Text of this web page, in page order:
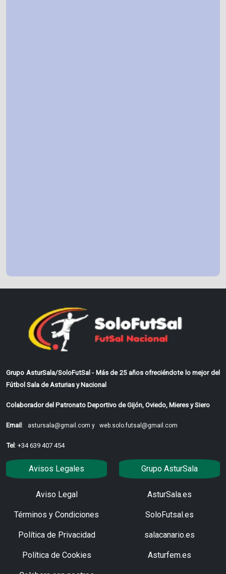
Grupo AsturSala/SoloFutSal - Más de 25 años ofreciéndote lo mejor del
Fútbol Sala de Asturias y Nacional
Colaborador del Patronato Deportivo de Gijón, Oviedo, Mieres y Siero
Email: astursala@gmail.com y web.solo.futsal@gmail.com
Tel: +34 639 407 454
Avisos Legales
Aviso Legal
Términos y Condiciones
Política de Privacidad
Política de Cookies
Grupo AsturSala
AsturSala.es
SoloFutsal.es
salacanario.es
Asturfem.es